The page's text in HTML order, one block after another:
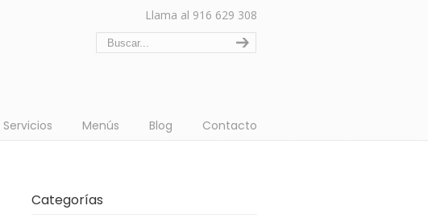
Llama al 916 629 308
Servicios Menús Blog Contacto
Categorías